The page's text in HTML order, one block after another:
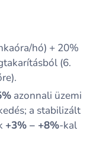
hó) + 20%
(6.
azonnali üzemi
a stabilizált
+3% – +8%-kal